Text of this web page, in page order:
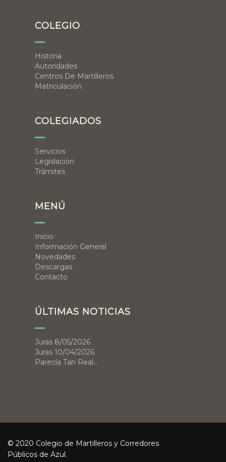
COLEGIO
Historia
Autoridades
Centros De Martilleros
Matriculación
COLEGIADOS
Servicios
Legislación
Trámites
MENÚ
Inicio
Información General
Novedades
Descargas
Contacto
ÚLTIMAS NOTICIAS
Juras 8/05/2026
Juras 10/04/2026
Parecía Tan Real…
© 2020 Colegio de Martilleros y Corredores
Públicos de Azul.